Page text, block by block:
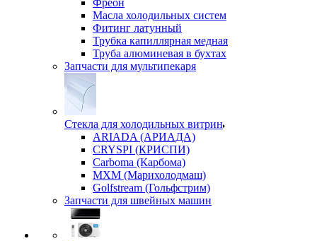
Фреон
Масла холодильных систем
Фитинг латунный
Трубка капиллярная медная
Труба алюминевая в бухтах
Запчасти для мультипекаря
Стекла для холодильных витрин
ARIADA (АРИАДА)
CRYSPI (КРИСПИ)
Carboma (Карбома)
MXM (Марихолодмаш)
Golfstream (Гольфстрим)
Запчасти для швейных машин